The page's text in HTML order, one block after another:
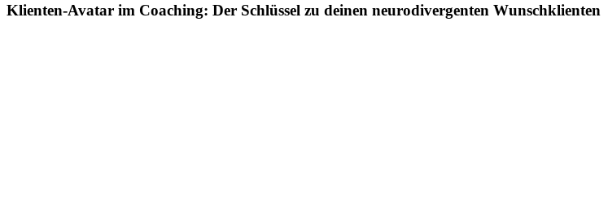
Klienten-Avatar im Coaching: Der Schlüssel zu deinen neurodivergenten Wunschklienten